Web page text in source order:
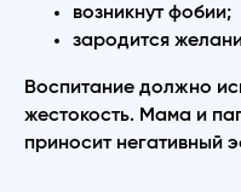
возникнут фобии;
зародится
Воспитание должно
жестокость. Мама и
приносит негативный